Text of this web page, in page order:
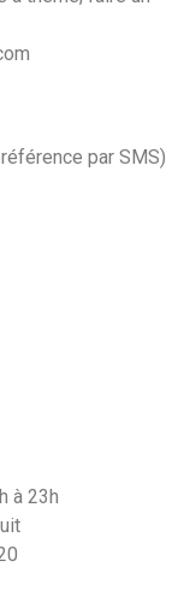
par SMS)
à 23h